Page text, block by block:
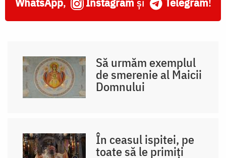
Să urmăm exemplul
de smerenie al Maicii
Domnului
În ceasul ispitei, pe
toate să le primiți